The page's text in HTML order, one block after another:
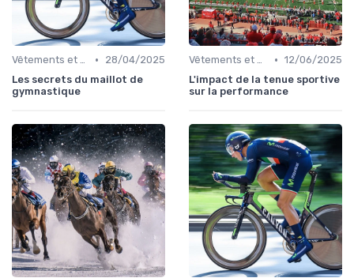
Vêtements et Chaussures de Sport •
28/04/2025
Les secrets du maillot de
gymnastique
Vêtements et Chaussures de Sport • 12/06/2025
L'impact de la tenue sportive
sur la performance